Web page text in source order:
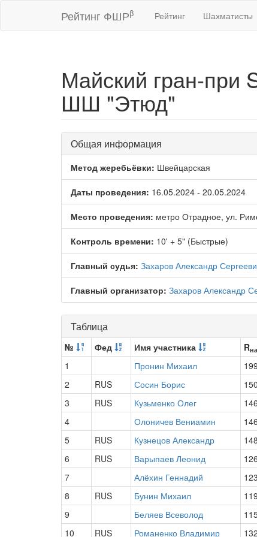
Рейтинг ФШРβ Рейтинг Шахматисты
Майский гран-
ШШ "Этюд"
Общая информация
Метод жеребьёвки: Швейцарская
Даты проведения: 16.05.2024 - 20.05.2024
Место проведения: метро Отрадное, ул.
Контроль времени: 10' + 5" (Быстрые)
Главный судья: Захаров Александр
Главный организатор: Захаров Александр
Таблица
№ Фед Имя участника R
1
Пронин Михаил
2
RUS Сосин Борис
3
RUS Кузьменко Олег
4
Олоничев Вениамин
5
RUS Кузнецов Александр
6
RUS Варыпаев Леонид
7
Алёхин Геннадий
8
RUS Бунин Михаил
9
Беляев Всеволод
10
RUS Романенко Владимир